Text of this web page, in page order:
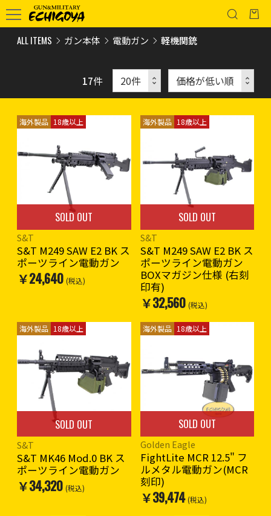
ALL ITEMS ガン本体 電動ガン 軽機関銃
17件
海外製品 18歳以上
SOLD OUT
S&T
S&T M249 SAW E2 BK ス
ポーツライン電動ガン
￥24,640 (税込)
海外製品 18歳以上
SOLD OUT
S&T
S&T M249 SAW E2 BK ス
ポーツライン電動ガン
BOXマガジン仕様 (右刻
印有)
￥32,560 (税込)
海外製品 18歳以上
SOLD OUT
S&T
S&T MK46 Mod.0 BK ス
ポーツライン電動ガン
￥34,320 (税込)
海外製品 18歳以上
SOLD OUT
Golden Eagle
FightLite MCR 12.5" フ
ルメタル電動ガン(MCR
刻印)
￥39,474 (税込)